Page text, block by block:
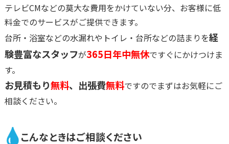
テレビCMなどの莫大な費用をかけていない分、お客様に低
料金でのサービスがご提供できます。
台所・浴室などの水漏れやトイレ・台所などの詰まりを経
験豊富なスタッフが365日年中無休ですぐにかけつけま
す。
お見積もり無料、出張費無料ですのでまずはお気軽にご
相談ください。
こんなときはご相談ください